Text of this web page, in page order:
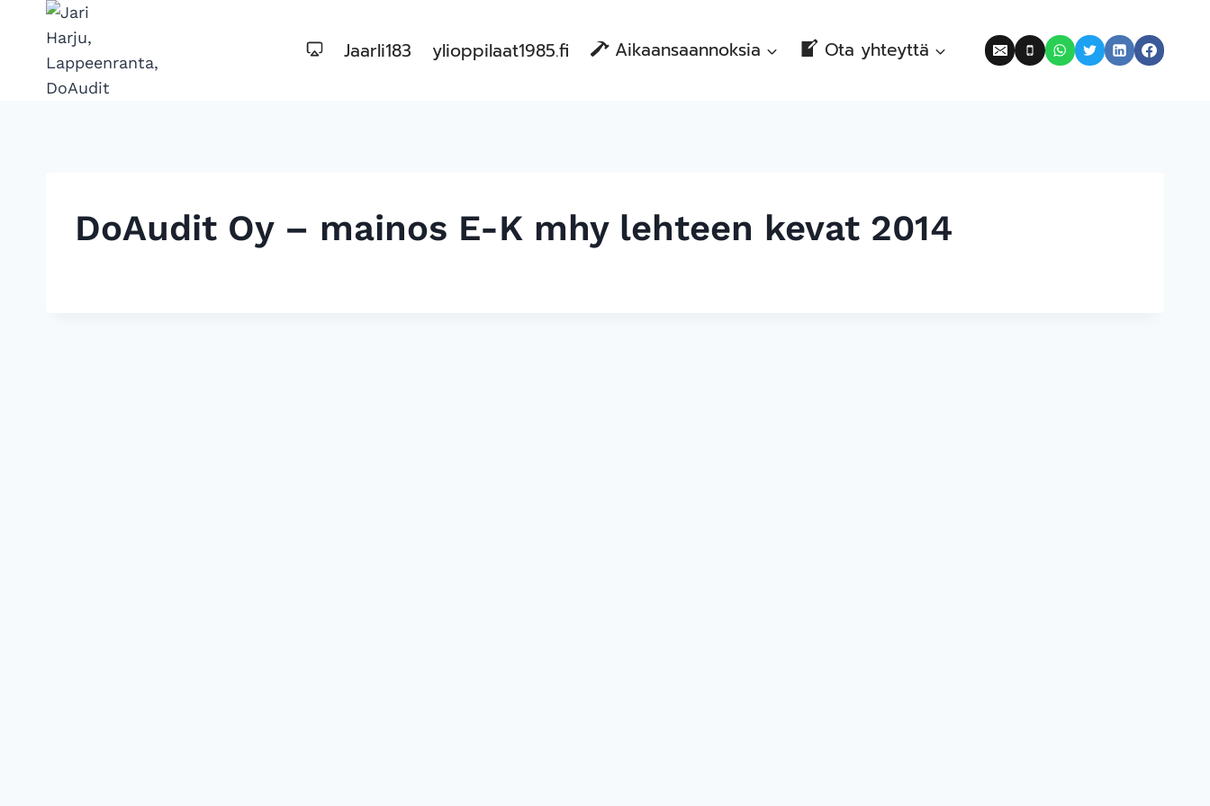
sisältöön
Jaarli183 ylioppilaat1985.fi Aikaansaannoksia Ota yhteyttä
DoAudit Oy – mainos E-K mhy lehteen kevat 2014